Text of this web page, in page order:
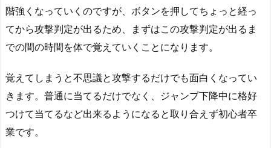
階強くなっていくのですが、ボタンを押してちょっと経っ
てから攻撃判定が出るため、まずはこの攻撃判定が出るま
での間の時間を体で覚えていくことになります。
覚えてしまうと不思議と攻撃するだけでも面白くなってい
きます。普通に当てるだけでなく、ジャンプ下降中に格好
つけて当てるなど出来るようになると取り合えず初心者卒
業です。